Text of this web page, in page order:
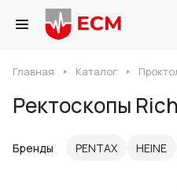
Главная Каталог
Ректоскопы
Бренды PENTAX HEINE